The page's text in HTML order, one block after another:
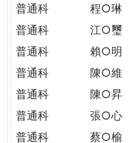
普通科
程○琳
普通科
江○璽
普通科
賴○明
普通科
陳○維
普通科
陳○昇
普通科
張○心
普通科
蔡○榆